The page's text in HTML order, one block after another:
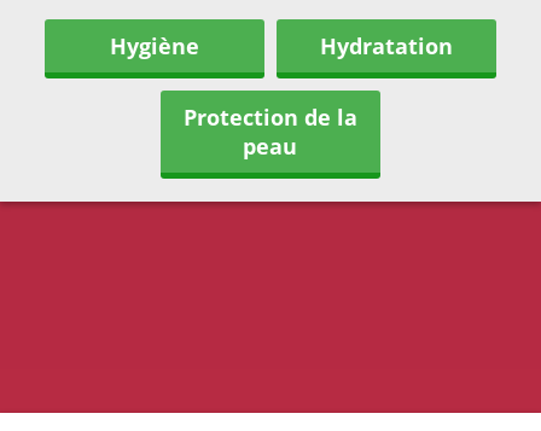
Hygiène Hydratation
Protection de la
peau